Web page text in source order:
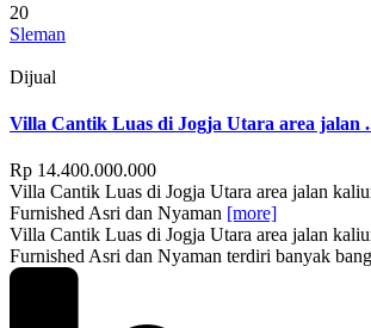
20
Sleman
Dijual
Villa Cantik Luas di Jogja Utara area jalan
Rp 14.400.000.000
Villa Cantik Luas di Jogja Utara area jalan
Furnished Asri dan Nyaman [more]
Villa Cantik Luas di Jogja Utara area jalan
Furnished Asri dan Nyaman terdiri banyak